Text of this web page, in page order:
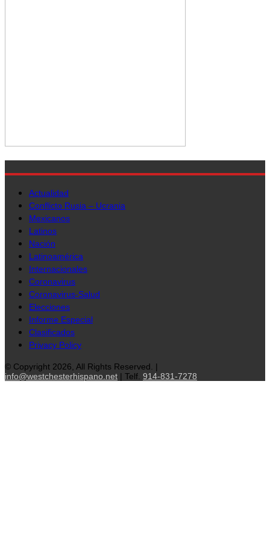
Actualidad
Conflicto Rusia – Ucrania
Mexicanos
Latinos
Nación
Latinoamérica
Internacionales
Coronavirus
Coronavirus-Salud
Elecciones
Informe Especial
Clasificados
Privacy Policy
© Copyright 2026, All Rights Reserved. |
info@westchesterhispano.net | Telf. 914-831-7278